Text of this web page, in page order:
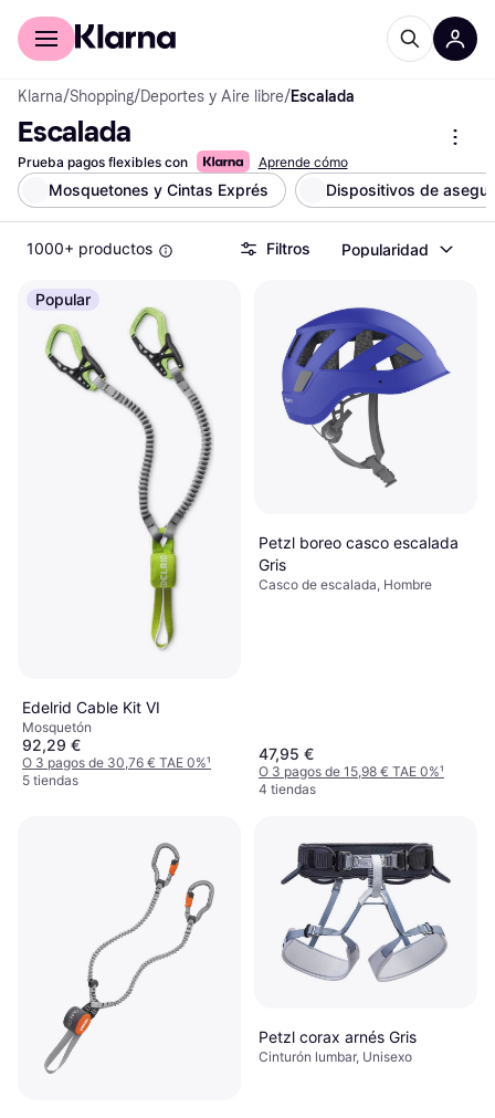
Comprar con Klarna
Klarna/Shopping/Deportes y Aire libre/Escalada
Escalada
Prueba pagos flexibles con Aprende cómo
Mosquetones y Cintas Exprés Dispositivos de
1000+ productos Filtros Popularidad
Popular
Edelrid Cable Kit VI
Mosquetón
92,29 €
O 3 pagos de 30,76 € TAE 0%¹
5 tiendas
Petzl boreo casco escalada
Gris
Casco de escalada, Hombre
47,95 €
O 3 pagos de 15,98 € TAE 0%¹
4 tiendas
Petzl corax arnés Gris
Cinturón lumbar, Unisexo